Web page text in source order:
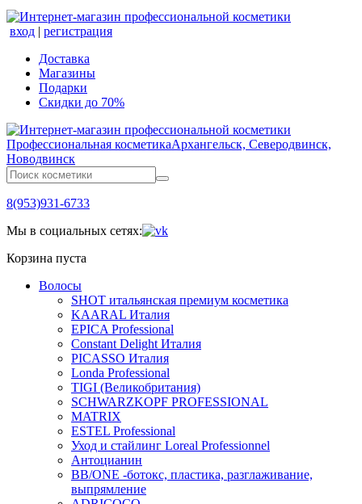
вход | регистрация
Доставка
Магазины
Подарки
Скидки до 70%
Профессиональная косметикаАрхангельск, Северодвинск,
Новодвинск
8(953)931-6733
Мы в социальных сетях:
Корзина пуста
Волосы
SHOT итальянская премиум косметика
KAARAL Италия
EPICA Professional
Constant Delight Италия
PICASSO Италия
Londa Professional
TIGI (Великобритания)
SCHWARZKOPF PROFESSIONAL
MATRIX
ESTEL Professional
Уход и стайлинг Loreal Professionnel
Антоцианин
BB/ONE -ботокс, пластика, разглаживание,
выпрямление